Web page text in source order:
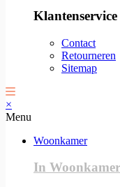
Klantenservice
Contact
Retourneren
Sitemap
×
Menu
Woonkamer
In Woonkamer